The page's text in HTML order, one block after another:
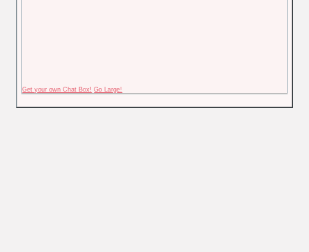
Get your own Chat Box! Go Large!